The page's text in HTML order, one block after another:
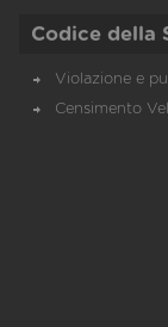
Codice della
Violazione e
Censimento